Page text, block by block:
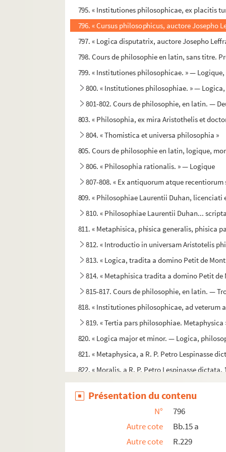
795. « Institutiones philosophicae, ex placitis
796. « Cursus philosophicus, auctore Josepho
797. « Logica disputatrix, auctore Josepho
798. Cours de philosophie en latin, sans titre.
799. « Institutiones philosophicae. » —
800. « Institutiones philosophiae. » —
801-802. Cours de philosophie, en latin. —
803. « Philosophia, ex mira Aristothelis et
804. « Thomistica et universa philosophia »
805. Cours de philosophie en latin, logique,
806. « Philosophia rationalis. » — Logique
807-808. « Ex antiquorum atque
809. « Philosophiae Laurentii Duhan,
810. « Philosophiae Laurentii Duhan...
811. « Metaphisica, phisica generalis, phisica
812. « Introductio in universam Aristotelis
813. « Logica, tradita a domino Petit de
814. « Metaphisica tradita a domino Petit
815-817. Cours de philosophie, en latin. —
818. « Institutiones philosophicae, ad
819. « Tertia pars philosophiae. Metaphysica
820. « Logica major et minor. — Logica,
821. « Metaphysica, a R. P. Petro Lespinasse
822. « Moralis, a R. P. Petro Lespinasse
823. « Institutiones philosophicae, juxta
824. « Institutiones philosophiae »
825. « Pars philosophiae secunda, seu
826. « Phisica, tertia philosophiae pars. » —
827. « Philosophicum armamentarium,
Présentation du contenu
N°
796
Autre cote
Bb.15 a
Autre cote
R.229